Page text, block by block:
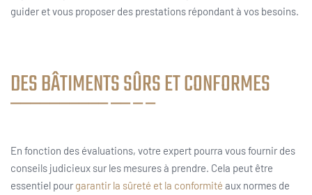
guider et vous proposer des prestations répondant à vos besoins.
DES BÂTIMENTS SÛRS ET CONFORMES
En fonction des évaluations, votre expert pourra vous fournir des
conseils judicieux sur les mesures à prendre. Cela peut être
essentiel pour garantir la sûreté et la conformité aux normes de